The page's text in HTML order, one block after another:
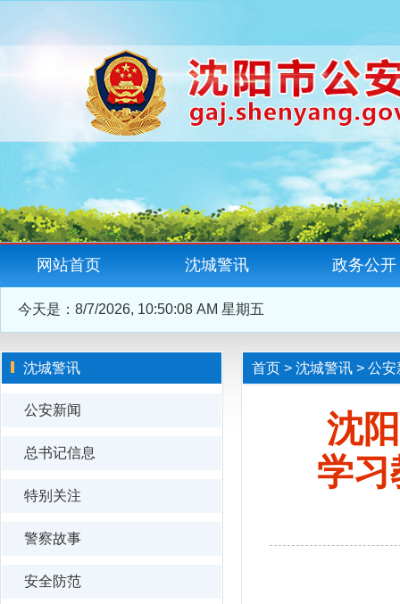
网站首页 沈城警讯 政务公开
今天是： 8/7/2026, 10:50:09 AM 星期五
沈城警讯
公安新闻
总书记信息
特别关注
警察故事
安全防范
首页 > 沈城警讯 > 公安
沈
学